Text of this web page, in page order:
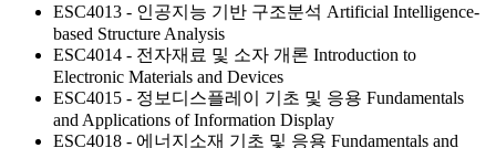
ESC4013 - 인공지능 기반 구조분석 Artificial Intelligence-
based Structure Analysis
ESC4014 - 전자재료 및 소자 개론 Introduction to
Electronic Materials and Devices
ESC4015 - 정보디스플레이 기초 및 응용 Fundamentals
and Applications of Information Display
ESC4018 - 에너지소재 기초 및 응용 Fundamentals and